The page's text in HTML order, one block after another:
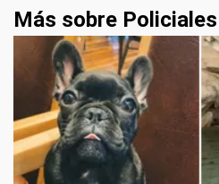
Más sobre Policiales